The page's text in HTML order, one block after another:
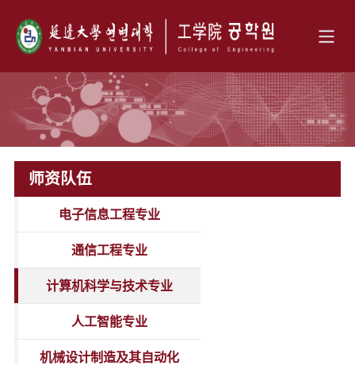
师资队伍
电子信息工程专业
通信工程专业
计算机科学与技术专业
人工智能专业
机械设计制造及其自动化